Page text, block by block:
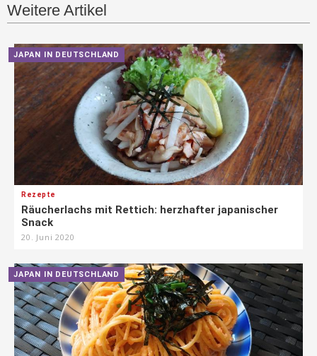
Weitere Artikel
JAPAN IN DEUTSCHLAND
Rezepte
Räucherlachs mit Rettich: herzhafter japanischer
Snack
20. Juni 2020
JAPAN IN DEUTSCHLAND